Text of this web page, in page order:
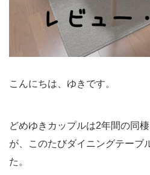
こんにちは、ゆきです。
どめゆきカップルは2年間の同
が、このたびダイニングテーブ
た。